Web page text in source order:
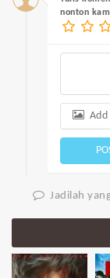
nonton
Jadilah